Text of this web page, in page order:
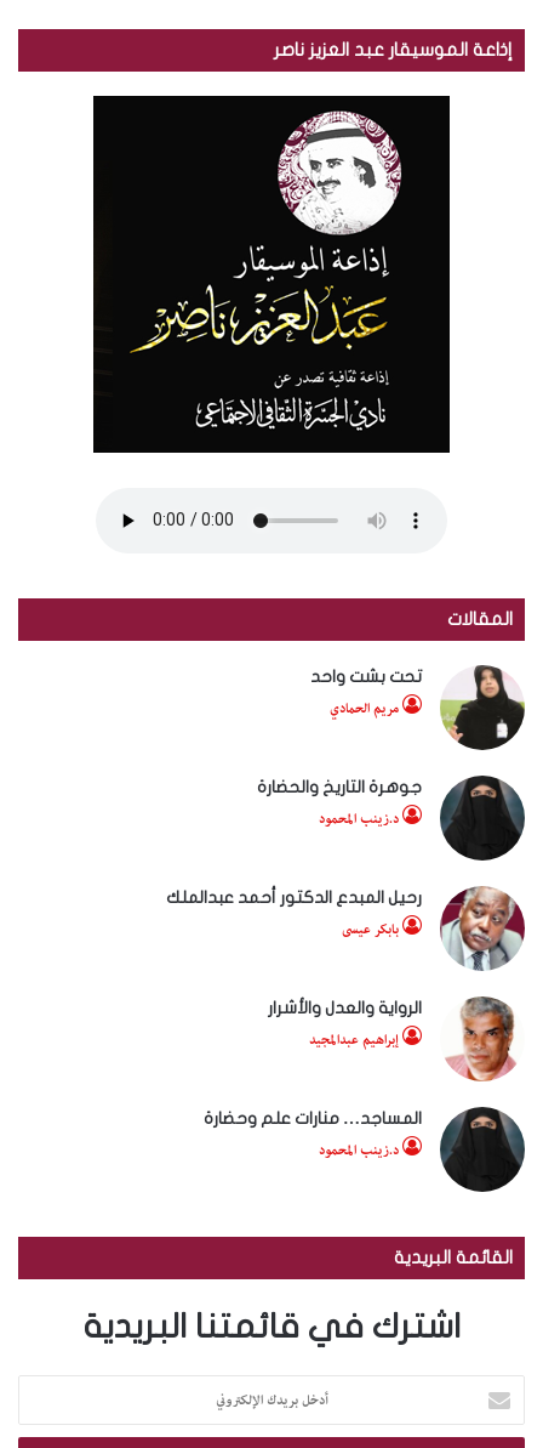
إذاعة الموسيقار عبد العزيز ناصر
المقالات
تحت بشت واحد
مريم الحمادي
جوهرة التاريخ والحضارة
د.زينب المحمود
رحيل المبدع الدكتور أحمد عبدالملك
بابكر عيسى
الرواية والعدل والأشرار
إبراهيم عبدالمجيد
المساجد… منارات علم وحضارة
د.زينب المحمود
القائمة البريدية
اشترك في قائمتنا البريدية
أدخل
بريدك
الإلكتروني